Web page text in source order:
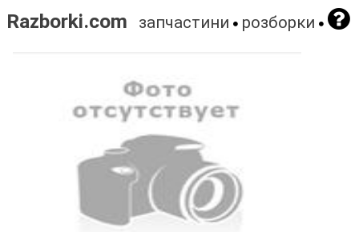
Razborki.com запчастини розборки